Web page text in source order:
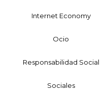
Internet Economy
Ocio
Responsabilidad Social
Sociales